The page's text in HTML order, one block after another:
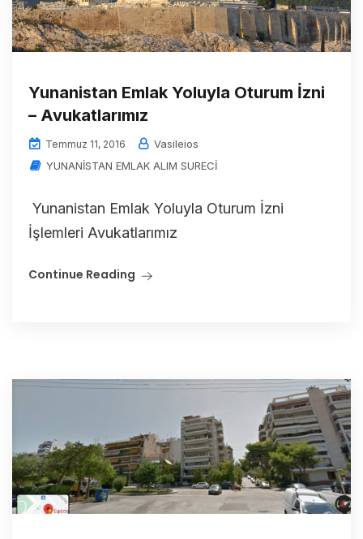
Yunanistan Emlak Yoluyla Oturum İzni
– Avukatlarımız
Temmuz 11, 2016
Vasileios
YUNANİSTAN EMLAK ALIM SURECİ
Yunanistan Emlak Yoluyla Oturum İzni
İşlemleri Avukatlarımız
Continue Reading